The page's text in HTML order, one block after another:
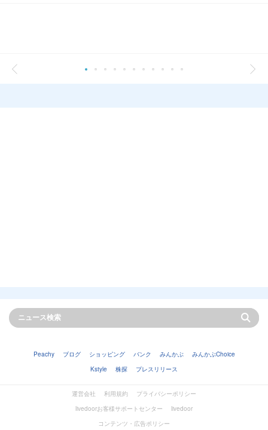
Peachy ブログ ショッピング バンク みんかぶ
みんかぶChoice
Kstyle
株探 プレスリリース
運営会社 利用規約
プライバシーポリシー
livedoorお客様サポートセンター
livedoor
コンテンツ・広告ポリシー